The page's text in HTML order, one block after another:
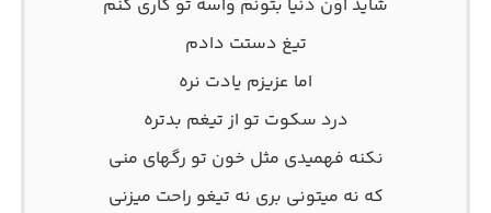
ﺷﺎﻳﺪ اون دﻧﻴﺎ ﺑﺘﻮﻧﻢ واﺳﻪ ﺗﻮ ﻛﺎری ﻛﻨﻢ
ﺗﻴﻎ دﺳﺘﺖ دادم
اﻣﺎ ﻋﺰﻳﺰم ﻳﺎدت ﻧﺮه
درد ﺳﻜﻮت ﺗﻮ از ﺗﻴﻐﻢ ﺑﺪﺗﺮه
ﻧﻜﻨﻪ ﻓﻬﻤﻴﺪی ﻣﺜﻞ ﺧﻮن ﺗﻮ رﮔﻬﺎی ﻣﻨﻰ
ﻛﻪ ﻧﻪ ﻣﻴﺘﻮﻧﻰ ﺑﺮی ﻧﻪ ﺗﻴﻐﻮ راﺣﺖ ﻣﻴﺰﻧﻰ